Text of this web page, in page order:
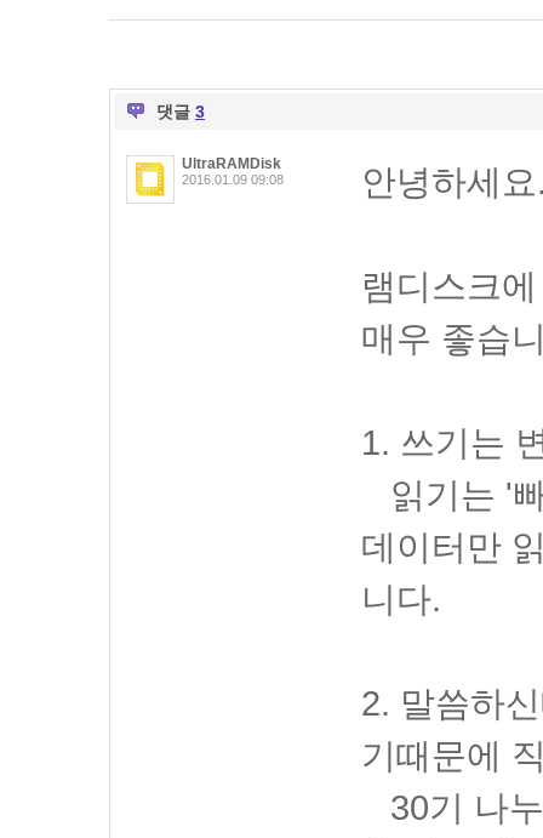
댓글 3
UltraRAMDisk
2016.01.09 09:08 안녕하세
램디스크
매우 좋습
1. 쓰기는
읽기는 '
데이터만
니다.
2. 말씀하
기때문에
30기 나